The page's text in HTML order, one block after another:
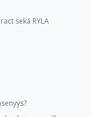
sekä RYLA